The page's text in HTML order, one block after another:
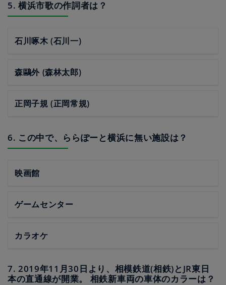
5. 横浜市歌の作詞者は？
石川啄木 (石川一)
森鷗外 (森林太郎)
正岡子規 (正岡常規)
6. この中で、ららぽーと横浜に無い施設は？
映画館
ゲームセンター
カラオケ
7. 2019年11月30日より、相模鉄道(相鉄)とJR東日
本の直通線が開業。 相鉄新車両の車体のカラーは？